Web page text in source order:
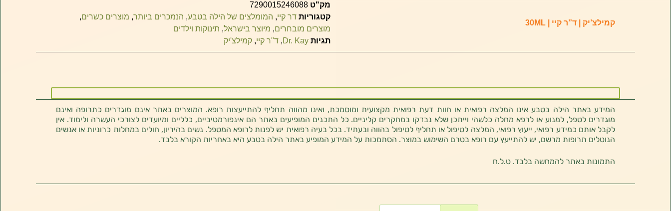
קמילצ’יק | ד”ר קיי | 30ML
מק"ט 7290015246088
קטגוריות דר קיי, המומלצים של הילה בטבע, הנמכרים ביותר, מוצרים כשרים,
מוצרים מובחרים, מיוצר בישראל, תינוקות וילדים
תגיות Dr. Kay
, ד"ר קיי, קמילצ'יק
המידע באתר הילה בטבע אינו המלצה רפואית או חוות דעת רפואית מקצועית ומוסמכת, ואינו מהווה תחליף להתייעצות רופא. המוצרים באתר אינם מוגדרים כתרופה ואינם
מוגדרים לטפל, למנוע או לרפא מחלה כלשהי וייתכן שלא נבדקו במחקרים קליניים. כל התכנים המופיעים באתר הם אינפורמטיביים, כלליים ומיועדים לצורכי העשרה ולימוד. אין
לקבל אותם כמידע רפואי, ייעוץ רפואי, המלצה לטיפול או תחליף לטיפול בהווה ובעתיד. בכל בעיה רפואית יש לפנות לרופא המטפל. נשים בהיריון, חולים במחלות כרוניות או אנשים
הנוטלים תרופות מרשם, יש להתייעץ עם רופא בטרם השימוש במוצר. הסתמכות על המידע המופיע באתר הילה בטבע היא באחריות הקורא בלבד.
התמונות באתר להמחשה בלבד. ט.ל.ח